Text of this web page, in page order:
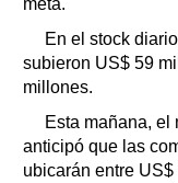
En el stock
subieron US$ 59
millones.
Esta mañana, el
anticipó que las
ubicarán entre